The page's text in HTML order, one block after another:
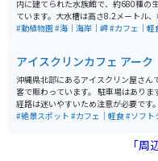
内に建てられた水族館で、約680種の
ています。大水槽は高さ8.2メートル
ル、水槽と私達の間には厚さ60センチ
るだけ自然の状態に保つことで、沖縄
と重要性を体験、体感することができ
海」水槽で飼育展示されている470群
最大の魚ジンベエザメと世界初の繁殖
ウマンタが観察できる巨大水槽「黒潮
度から見られる工夫が施され、解説員
#動植物園#海｜海岸｜岬#カフェ｜軽
アイスクリンカフェ アーク
沖縄県北部にあるアイスクリン屋さん
客で賑わっています。 駐車場はありま
経路は迷いやすいため注意が必要です
内から海を一望でき、アイスもかわい
#絶景スポット #カフェ｜軽食#ソフト
「